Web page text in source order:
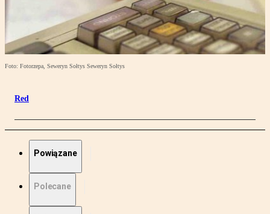
Foto: Fotorzepa, Seweryn Sołtys Seweryn Sołtys
Red
Powiązane
Polecane